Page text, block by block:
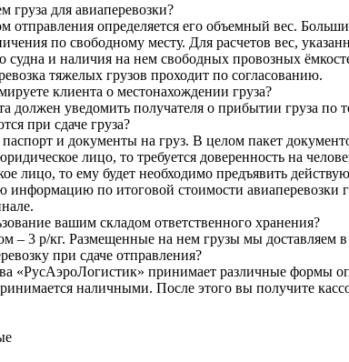
груза для авиаперевозки?
отправления определяется его объемный вес.
по свободному месту. Для расчетов вес,
судна и наличия на нем свободных провозных
тяжелых грузов проходит по согласованию.
клиента о местонахождении груза?
должен уведомить получателя о прибытии груза
при сдаче груза?
и документы на груз. В целом пакет
лицо, то требуется доверенность на
лицо, то ему будет необходимо предъявить
информацию по итоговой стоимости авиаперевозки
вашим складом ответственного хранения?
– 3 р/кг. Размещенные на нем грузы мы доставляем в
при сдаче отправления?
«РусАэроЛогистик» принимает различные формы
наличными. После этого вы получите